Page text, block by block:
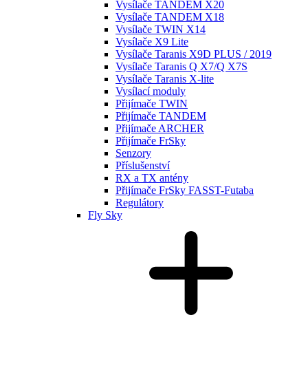
Vysílače TANDEM X20
Vysílače TANDEM X18
Vysílače TWIN X14
Vysílače X9 Lite
Vysílače Taranis X9D PLUS / 2019
Vysílače Taranis Q X7/Q X7S
Vysílače Taranis X-lite
Vysílací moduly
Přijímače TWIN
Přijímače TANDEM
Přijímače ARCHER
Přijímače FrSky
Senzory
Příslušenství
RX a TX antény
Přijímače FrSky FASST-Futaba
Regulátory
Fly Sky